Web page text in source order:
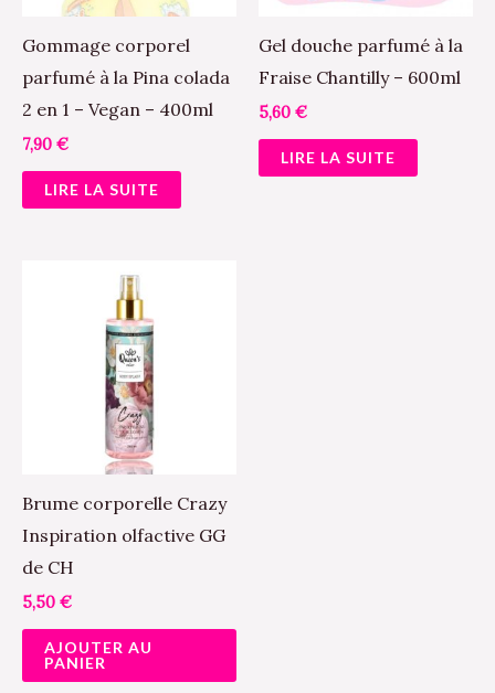
Gommage corporel
parfumé à la Pina colada
2 en 1 – Vegan – 400ml
7,90 €
LIRE LA SUITE
Gel douche parfumé à la
Fraise Chantilly – 600ml
5,60 €
LIRE LA SUITE
Brume corporelle Crazy
Inspiration olfactive GG
de CH
5,50 €
AJOUTER AU
PANIER